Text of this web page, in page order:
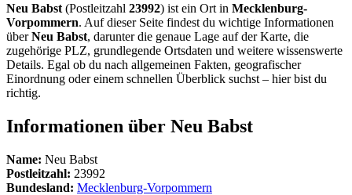
Neu Babst (Postleitzahl 23992) ist ein Ort in Mecklenburg-
Vorpommern. Auf dieser Seite findest du wichtige Informationen
überNeu Babst, darunter die genaue Lage auf der Karte, die
zugehörige PLZ, grundlegende Ortsdaten und weitere wissenswerte
Details. Egal ob du nach allgemeinen Fakten, geografischer
Einordnung oder einem schnellen Überblick suchst – hier bist du
richtig.
Informationen über Neu Babst
Name: Neu Babst
Postleitzahl: 23992
Bundesland: Mecklenburg-Vorpommern